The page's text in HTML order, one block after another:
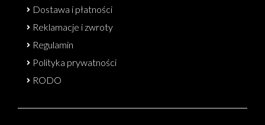
Dostawa i płatności
Reklamacje i zwroty
Regulamin
Polityka prywatności
RODO